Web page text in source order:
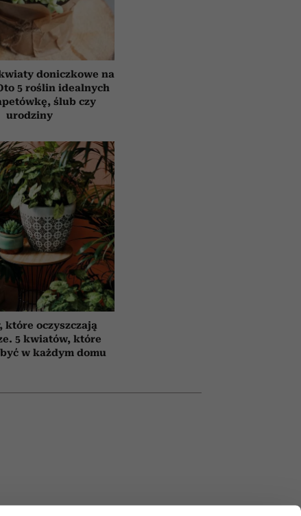
doniczkowe na
5 roślin idealnych
ślub czy
urodziny
które oczyszczają
5 kwiatów, które
w każdym domu